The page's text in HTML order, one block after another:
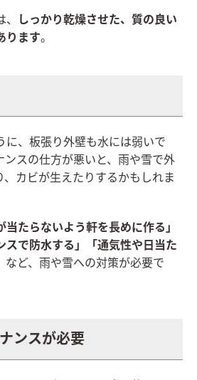
しっかり乾燥させた、質の良い
ります。
に、板張り外壁も水には弱いで
ンスの仕方が悪いと、雨や雪で外
、カビが生えたりするかもしれま
当たらないよう軒を長めに作る」
スで防水する」「通気性や日当た
など、雨や雪への対策が必要で
ンスが必要